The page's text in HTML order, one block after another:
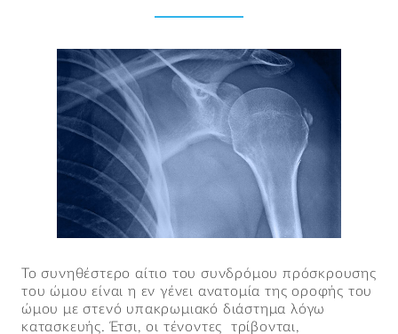
Το συνηθέστερο αίτιο του συνδρόμου πρόσκρουσης
του ώμου είναι η εν γένει ανατομία της οροφής του
ώμου με στενό υπακρωμιακό διάστημα λόγω
κατασκευής. Έτσι, οι τένοντες τρίβονται,